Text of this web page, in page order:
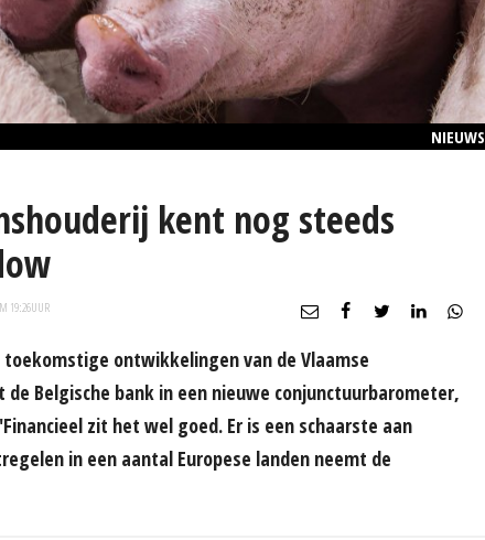
NIEUWS
kent nog steeds
19:26UUR
toekomstige ontwikkelingen van de Vlaamse
Belgische bank in een nieuwe conjunctuurbarometer,
zit het wel goed. Er is een schaarste aan
in een aantal Europese landen neemt de